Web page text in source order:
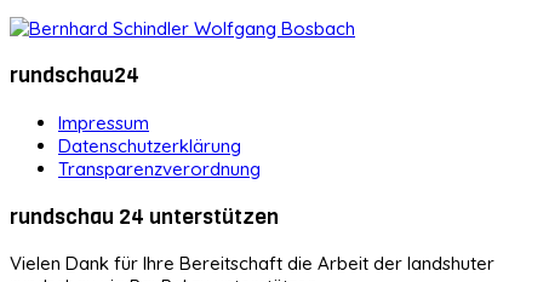
rundschau24
Impressum
Datenschutzerklärung
Transparenzverordnung
rundschau 24 unterstützen
Vielen Dank für Ihre Bereitschaft die Arbeit der landshuter